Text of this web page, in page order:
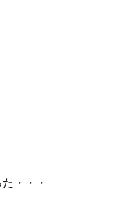
・・・